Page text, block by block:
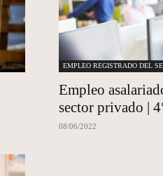
EMPLEO REGISTRADO DEL
Empleo
sector privado |
08/06/2022